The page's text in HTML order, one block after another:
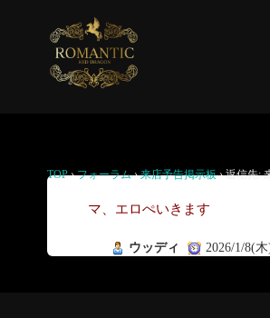
返信先: 来店予告掲示板
TOP › フォーラム › 来店予告掲示板 › 返信先:
マ、エロぺいきます
ウッディ 2026/1/8(